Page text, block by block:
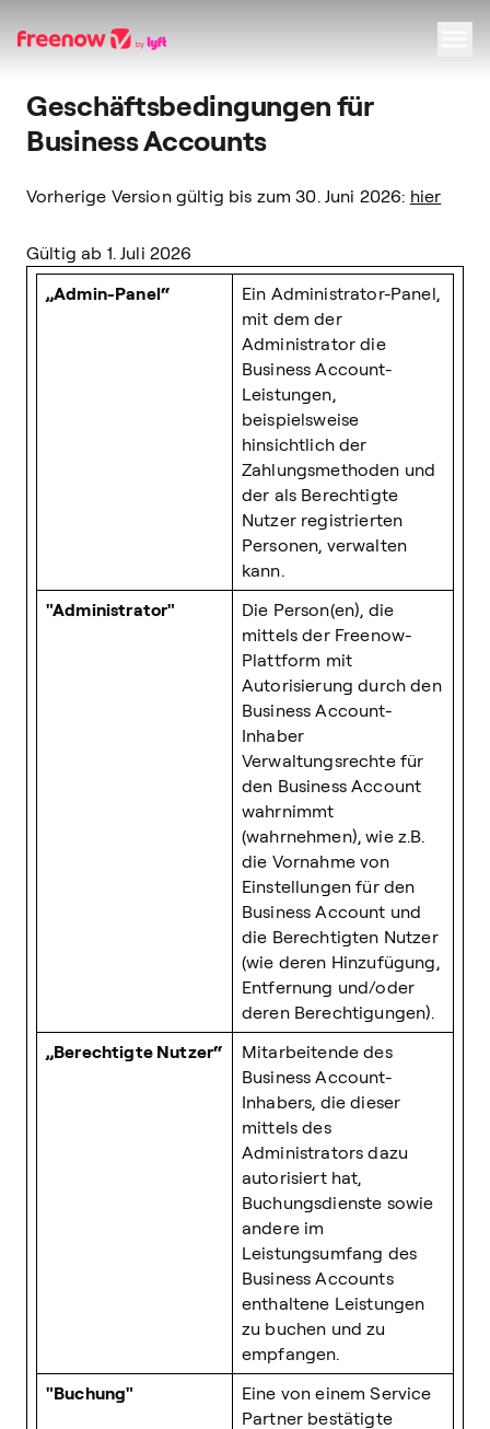
Navigation
Inhalt
Fußzeile
Geschäftsbedingungen für
Business Accounts
Vorherige Version gültig bis zum 30. Juni 2026: hier
Gültig ab 1. Juli 2026
„Admin-Panel“
Ein Administrator-Panel,
mit dem der
Administrator die
Business Account-
Leistungen,
beispielsweise
hinsichtlich der
Zahlungsmethoden und
der als Berechtigte
Nutzer registrierten
Personen, verwalten
kann.
"Administrator"
Die Person(en), die
mittels der Freenow-
Plattform mit
Autorisierung durch den
Business Account-
Inhaber
Verwaltungsrechte für
den Business Account
wahrnimmt
(wahrnehmen), wie z.B.
die Vornahme von
Einstellungen für den
Business Account und
die Berechtigten Nutzer
(wie deren Hinzufügung,
Entfernung und/oder
deren Berechtigungen).
„Berechtigte Nutzer“
Mitarbeitende des
Business Account-
Inhabers, die dieser
mittels des
Administrators dazu
autorisiert hat,
Buchungsdienste sowie
andere im
Leistungsumfang des
Business Accounts
enthaltene Leistungen
zu buchen und zu
empfangen.
"Buchung"
Eine von einem Service
Partner bestätigte